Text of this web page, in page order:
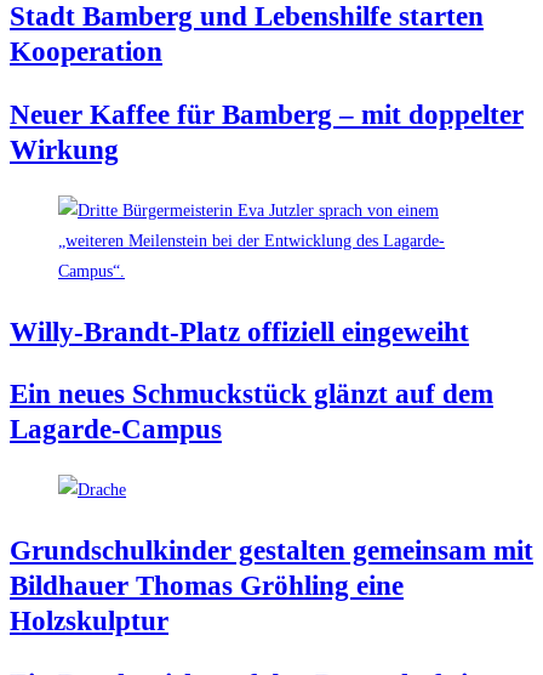
Stadt Bam­berg und Lebens­hil­fe star­ten
Kooperation
Neu­er Kaf­fee für Bam­berg – mit dop­pel­ter
Wirkung
Wil­ly-Brandt-Platz offi­zi­ell eingeweiht
Ein neu­es Schmuck­stück glänzt auf dem
Lagarde-Campus
Grund­schul­kin­der gestal­ten gemein­sam mit
Bild­hau­er Tho­mas Gröh­ling eine
Holzskulptur